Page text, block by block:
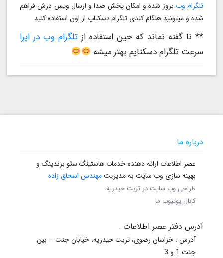
تلگرام وببروز شده و امکان پخش صدا و ارسال ویس درش فراهم
شده و میتونید هنگام کندی تلگرام دسکتاپ از اون استفاده کنید
** نا گفته نماند که حین استفاده از تلگرام وب در اپرا
سرعت تلگرام دسکتاپم بهتر میشه
درباره ما
عصر اطلاعات ارائه دهنده خدمات هاستینگ سئو برندینگ و
بهینه سازی وب سایت به مدیریتمهندس اسحاق زاده
طراحی وب سایت در تربت حیدریه
کانال یوتیوب ما
آدرس دفتر عصر اطلاعات :
آدرس : خراسان رضوی، تربت حیدریه، خیابان جنت – بین
جنت 1 و 3